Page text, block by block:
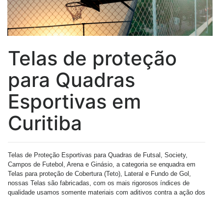
Telas de proteção
para Quadras
Esportivas em
Curitiba
Telas de Proteção Esportivas para Quadras de Futsal, Society,
Campos de Futebol, Arena e Ginásio, a categoria se enquadra em
Telas para proteção de Cobertura (Teto), Lateral e Fundo de Gol,
nossas Telas são fabricadas, com os mais rigorosos índices de
qualidade usamos somente materiais com aditivos contra a ação dos